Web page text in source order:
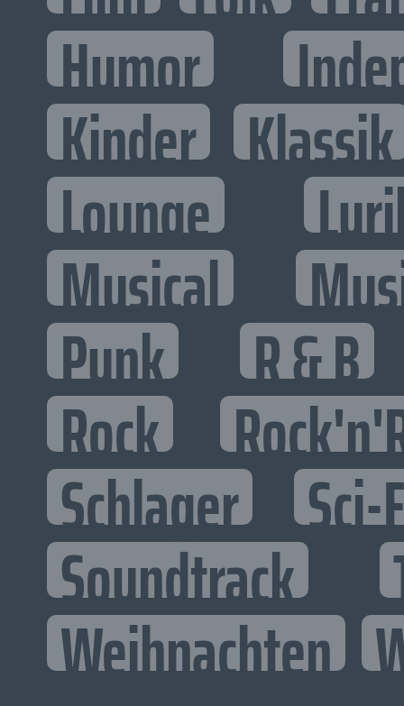
Humor
Kinder Klassik
Lounge
Musical
Punk R & B
Rock
Schlager Sci-
Soundtrack
Weihnachten